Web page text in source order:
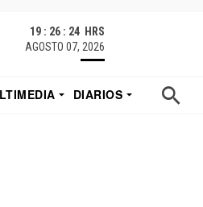
19 : 26 : 25 HRS
AGOSTO 07, 2026
DIARIOS